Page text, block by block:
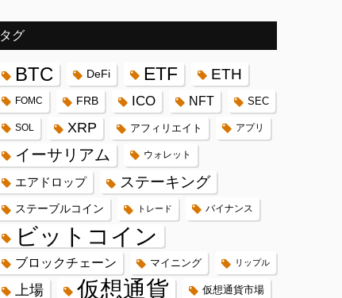
タグ
BTC DeFi ETF ETH
FOMC FRB ICO NFT SEC
SOL XRP アフィリエイト アプリ
イーサリアム ウォレット
エアドロップ ステーキング
ステーブルコイン トレード バイナンス
ビットコイン
ブロックチェーン マイニング リップル
上場 仮想通貨 仮想通貨市場